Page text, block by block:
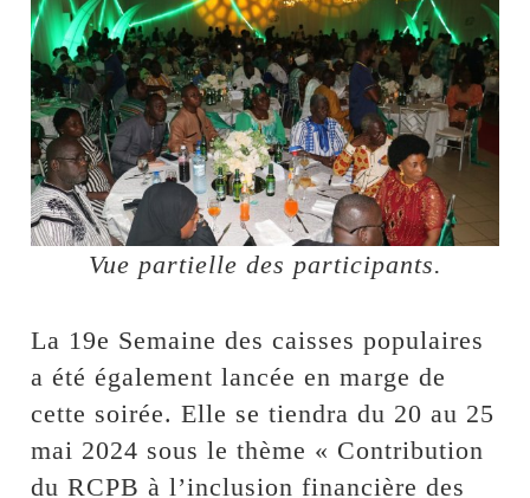
Vue partielle des participants.
La 19e Semaine des caisses populaires
a été également lancée en marge de
cette soirée. Elle se tiendra du 20 au 25
mai 2024 sous le thème « Contribution
du RCPB à l’inclusion financière des